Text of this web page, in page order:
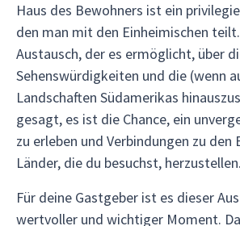
Haus des Bewohners ist ein
den man mit den Einheimischen
Austausch, der es ermöglicht, über
Sehenswürdigkeiten und die (wenn
Landschaften Südamerikas
gesagt, es ist die Chance, ein
zu erleben und Verbindungen zu den
Länder, die du besuchst, herzustellen.
Für deine Gastgeber ist es dieser
wertvoller und wichtiger Moment.